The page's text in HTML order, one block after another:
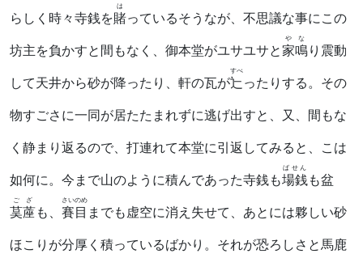
らしく時々寺銭を賭
は
っているそうなが、不思議な事にこの
坊主を負かすと間もなく、御本堂がユサユサと家鳴
やな
り震動
して天井から砂が降ったり、軒の瓦が辷
すべ
ったりする。その
物すごさに一同が居たたまれずに逃げ出すと、又、間もな
く静まり返るので、打連れて本堂に引返してみると、こは
如何に。今まで山のように積んであった寺銭も場銭
ばせん
も盆
茣蓙
ござ
も、 賽目
さいのめ
までも虚空に消え失せて、あとには夥しい砂
ほこりが分厚く積っているばかり。それが恐ろしさと馬鹿